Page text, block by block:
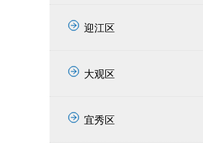
迎江区
大观区
宜秀区